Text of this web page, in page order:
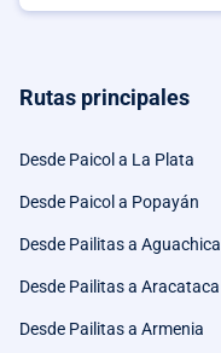
Rutas principales
Desde Paicol a La Plata
Desde Paicol a Popayán
Desde Pailitas a Aguachica
Desde Pailitas a Aracataca
Desde Pailitas a Armenia